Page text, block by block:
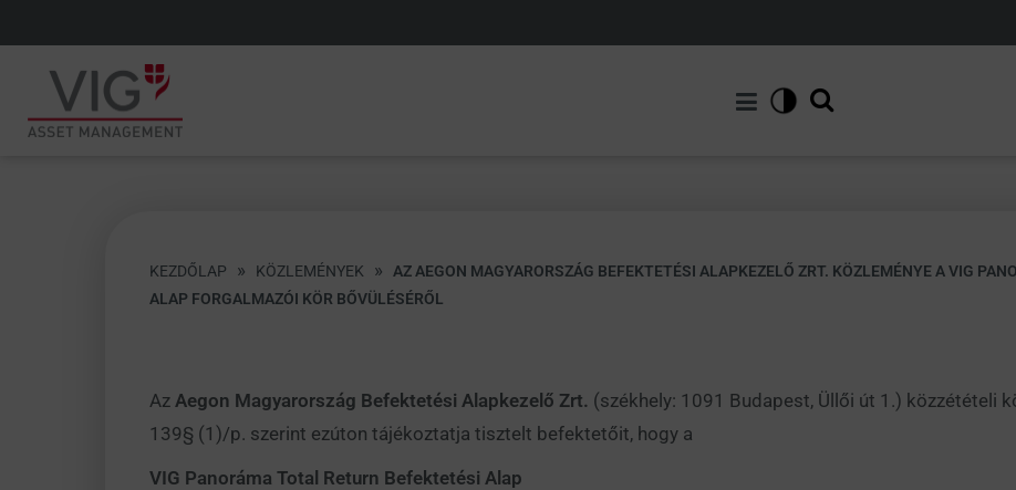
KEZDŐLAP » KÖZLEMÉNYEK » AZ AEGON MAGYARORSZÁG BEFEKTETÉSI ALAPKEZELŐ ZRT. KÖZLEMÉNYE A VIG
ALAP FORGALMAZÓI KÖR BŐVÜLÉSÉRŐL
Az Aegon Magyarország Befektetési Alapkezelő Zrt. (székhely: 1091 Budapest, Üllői út 1.) közzétételi
139§ (1)/p. szerint ezúton tájékoztatja tisztelt befektetőit, hogy a
VIG Panoráma Total Return Befektetési Alap